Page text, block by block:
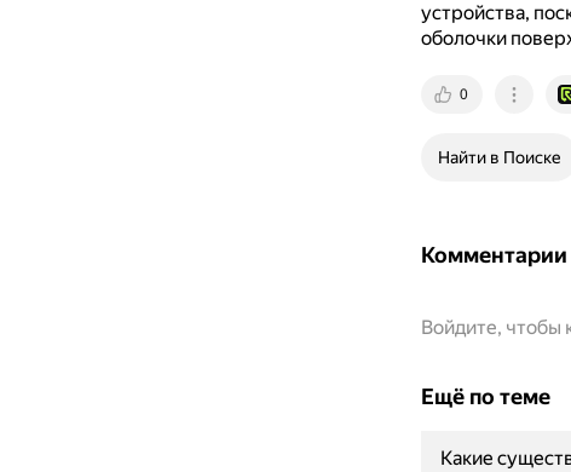
устройства,
оболочки
0
Найти в Поиске
Комментарии
Войдите, чтобы
Ещё по теме
Какие